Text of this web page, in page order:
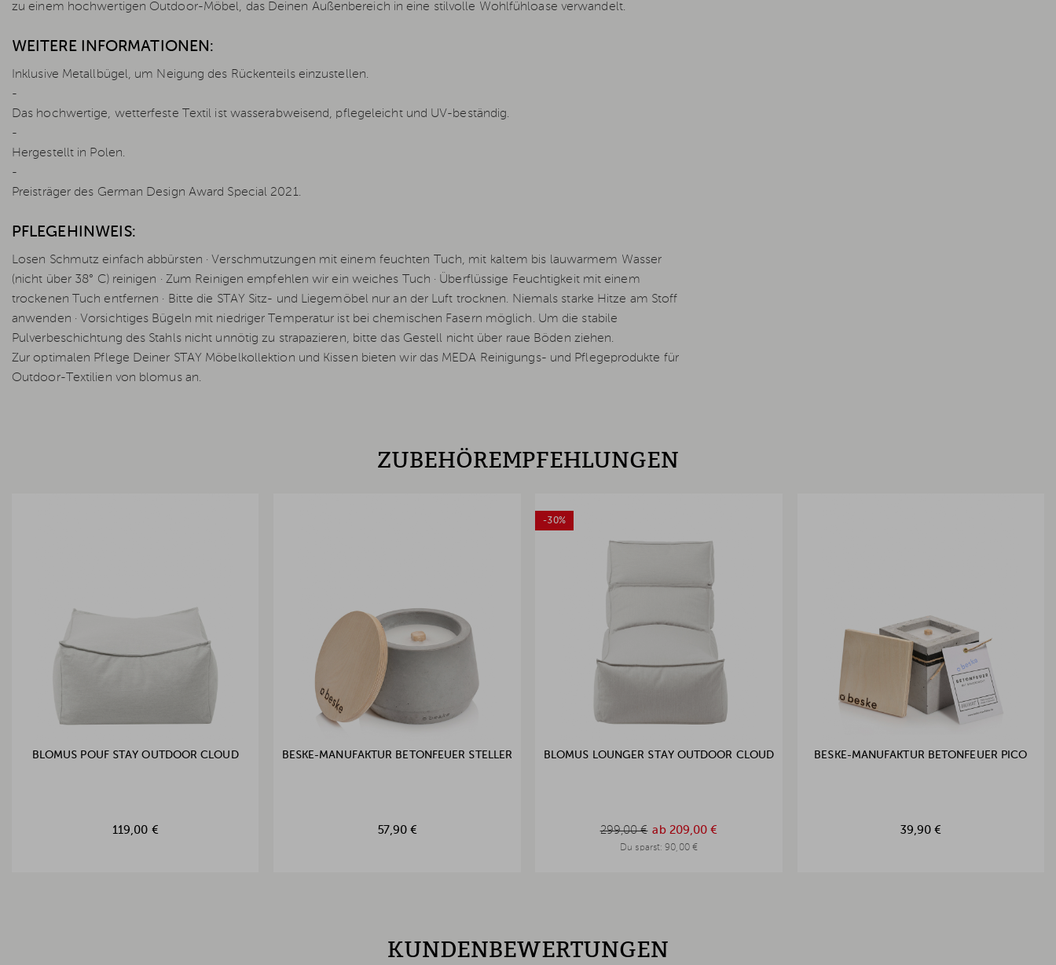
zu einem hochwertigen Outdoor-Möbel, das Deinen Außenbereich in eine stilvolle Wohlfühloase verwandelt.
WEITERE INFORMATIONEN:
Inklusive Metallbügel, um Neigung des Rückenteils einzustellen.
-
Das hochwertige, wetterfeste Textil ist wasserabweisend, pflegeleicht und UV-beständig.
-
Hergestellt in Polen.
-
Preisträger des German Design Award Special 2021.
PFLEGEHINWEIS:
Losen Schmutz einfach abbürsten · Verschmutzungen mit einem feuchten Tuch, mit kaltem bis lauwarmem Wasser
(nicht über 38° C) reinigen · Zum Reinigen empfehlen wir ein weiches Tuch · Überflüssige Feuchtigkeit mit einem
trockenen Tuch entfernen · Bitte die STAY Sitz- und Liegemöbel nur an der Luft trocknen. Niemals starke Hitze am Stoff
anwenden · Vorsichtiges Bügeln mit niedriger Temperatur ist bei chemischen Fasern möglich. Um die stabile
Pulverbeschichtung des Stahls nicht unnötig zu strapazieren, bitte das Gestell nicht über raue Böden ziehen.
Zur optimalen Pflege Deiner STAY Möbelkollektion und Kissen bieten wir das MEDA Reinigungs- und Pflegeprodukte für
Outdoor-Textilien von blomus an.
ZUBEHÖREMPFEHLUNGEN
BLOMUS POUF STAY OUTDOOR CLOUD
119,00 €
BESKE-MANUFAKTUR BETONFEUER STELLER
57,90 €
-30%
BLOMUS LOUNGER STAY OUTDOOR CLOUD
299,00 € ab 209,00 €
Du sparst:90,00 €
299,00 €
BESKE-MANUFAKTUR BETONFEUER PICO
39,90 €
KUNDENBEWERTUNGEN